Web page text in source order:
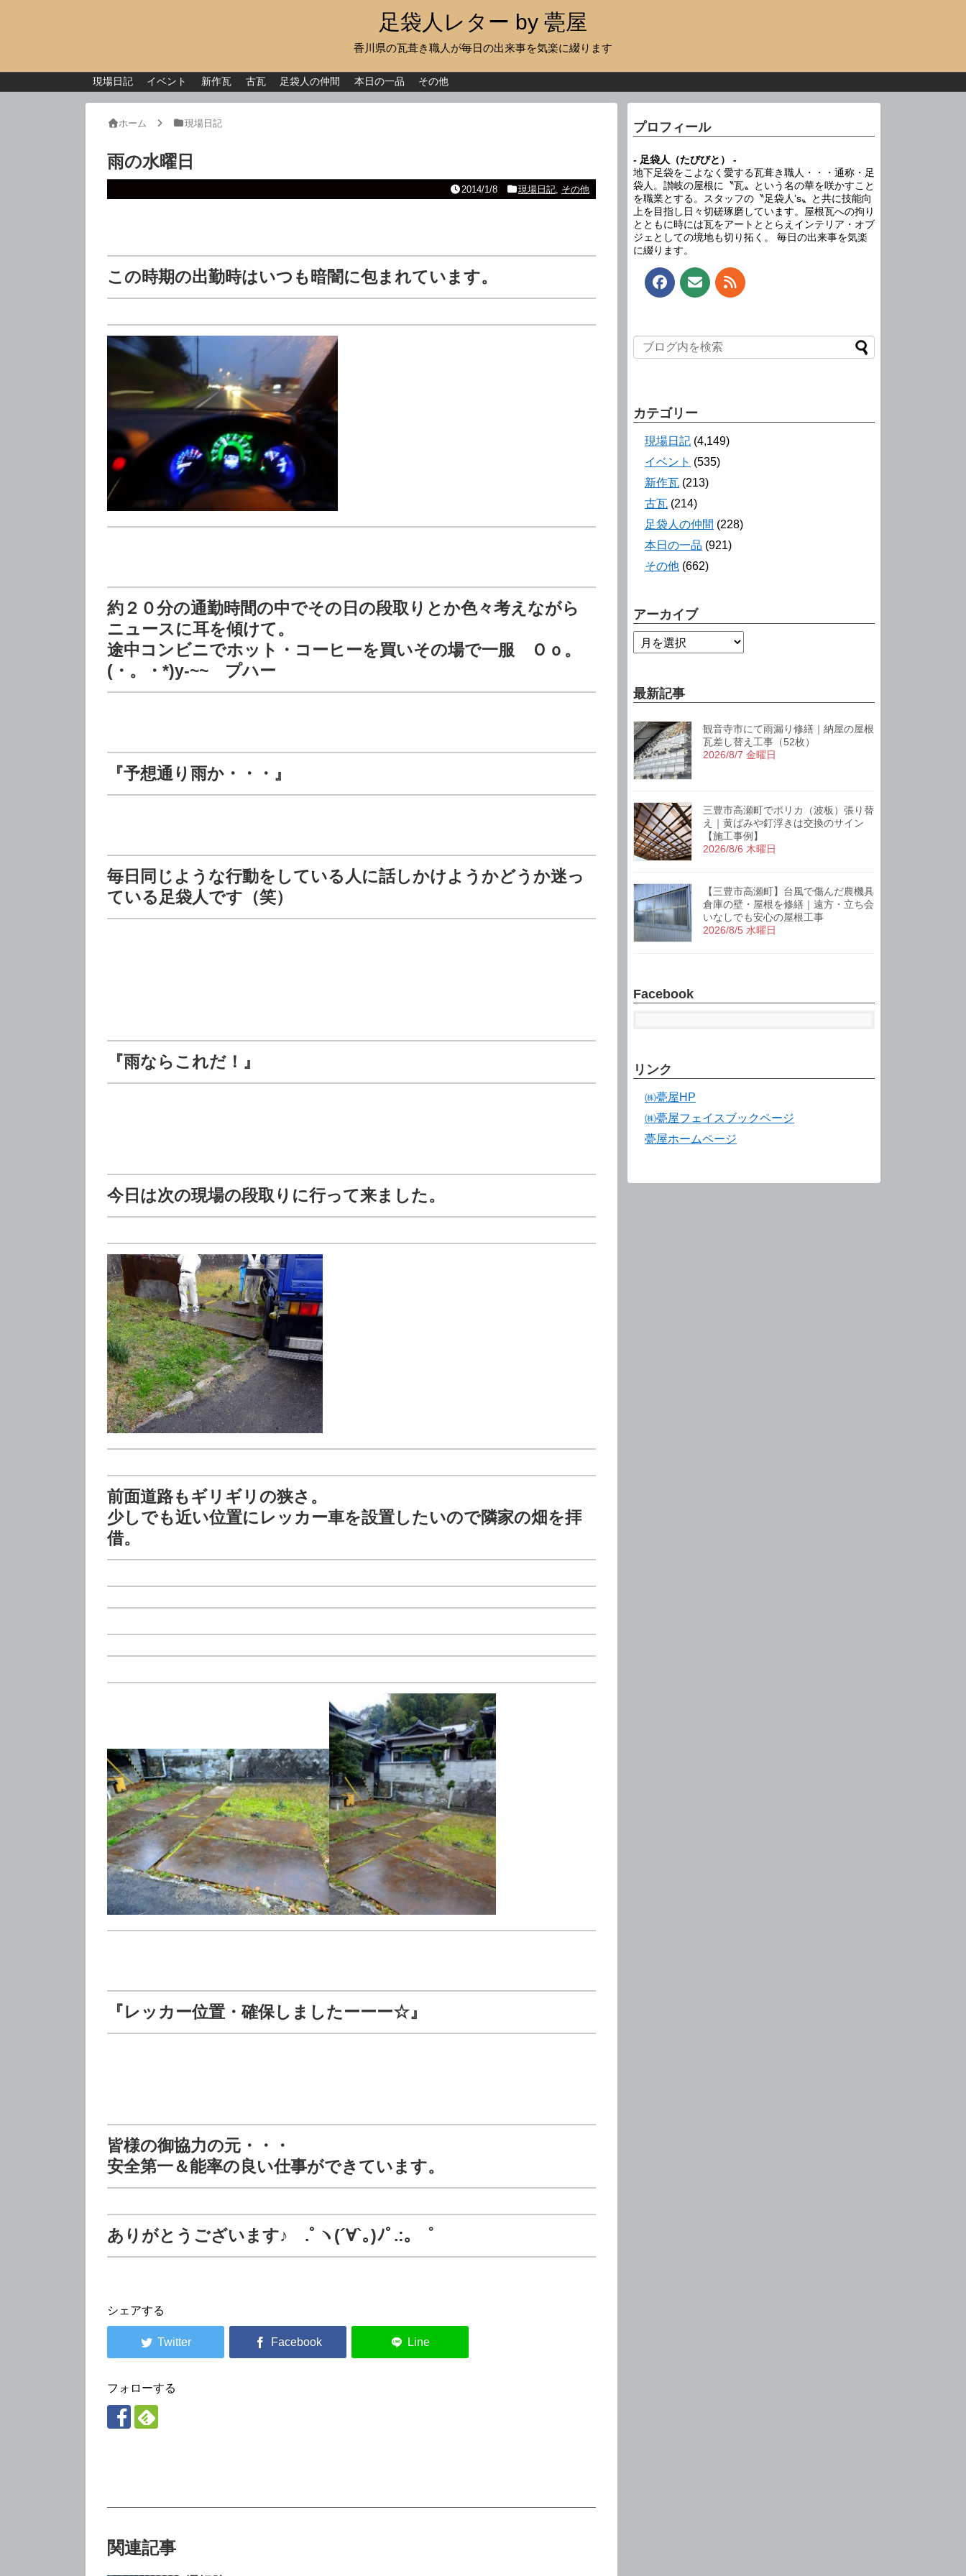
足袋人レター by 甍屋
香川県の瓦葺き職人が毎日の出来事を気楽に綴ります
現場日記 イベント 新作瓦 古瓦 足袋人の仲間 本日の一品 その他
ホーム 現場日記
雨の水曜日
2014/1/8 現場日記, その他
この時期の出勤時はいつも暗闇に包まれています。
約２０分の通勤時間の中でその日の段取りとか色々考えながら
ニュースに耳を傾けて。
途中コンビニでホット・コーヒーを買いその場で一服 Ｏｏ。
(・。・*)y-~~ プハー
『予想通り雨か・・・』
毎日同じような行動をしている人に話しかけようかどうか迷っ
ている足袋人です（笑）
『雨ならこれだ！』
今日は次の現場の段取りに行って来ました。
前面道路もギリギリの狭さ。
少しでも近い位置にレッカー車を設置したいので隣家の畑を拝
借。
『レッカー位置・確保しましたーーー☆』
皆様の御協力の元・・・
安全第一＆能率の良い仕事ができています。
ありがとうございます♪ .ﾟヽ(´∀`｡)ﾉﾟ.:｡ ゜
シェアする
フォローする
関連記事
プロフィール
- 足袋人（たびびと） -
地下足袋をこよなく愛する瓦葺き職人・・・通称・足
袋人。讃岐の屋根に〝瓦〟という名の華を咲かすこと
を職業とする。スタッフの〝足袋人’s〟と共に技能向
上を目指し日々切磋琢磨しています。屋根瓦への拘り
とともに時には瓦をアートととらえインテリア・オブ
ジェとしての境地も切り拓く。 毎日の出来事を気楽
に綴ります。
カテゴリー
現場日記 (4,149)
イベント (535)
新作瓦 (213)
古瓦 (214)
足袋人の仲間 (228)
本日の一品 (921)
その他 (662)
アーカイブ
最新記事
観音寺市にて雨漏り修繕｜納屋の屋根
瓦差し替え工事（52枚）
2026/8/7 金曜日
三豊市高瀬町でポリカ（波板）張り替
え｜黄ばみや釘浮きは交換のサイン
【施工事例】
2026/8/6 木曜日
【三豊市高瀬町】台風で傷んだ農機具
倉庫の壁・屋根を修繕｜遠方・立ち会
いなしでも安心の屋根工事
2026/8/5 水曜日
Facebook
リンク
㈱甍屋HP
㈱甍屋フェイスブックページ
甍屋ホームページ
現場日記
イベント
本日の一品